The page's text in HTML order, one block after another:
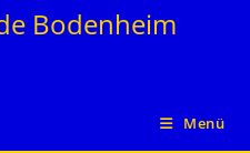
Bodenheim
Menü